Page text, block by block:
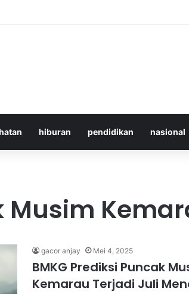
hiburan pendidikan nasional
Musim
gacor anjay Mei 4, 2025
BMKG Prediksi Puncak
Kemarau Terjadi Juli